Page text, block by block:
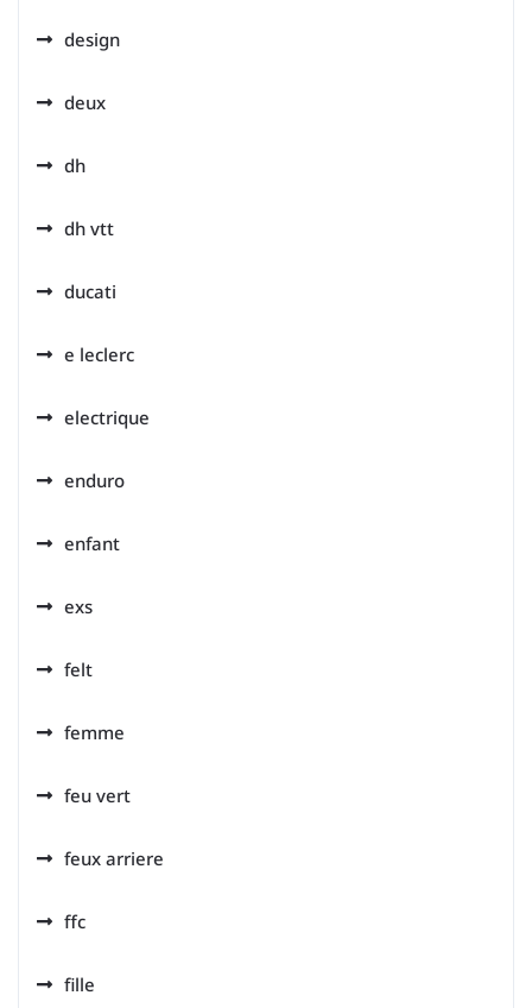
design
deux
dh
dh vtt
ducati
e leclerc
electrique
enduro
enfant
exs
felt
femme
feu vert
feux arriere
ffc
fille